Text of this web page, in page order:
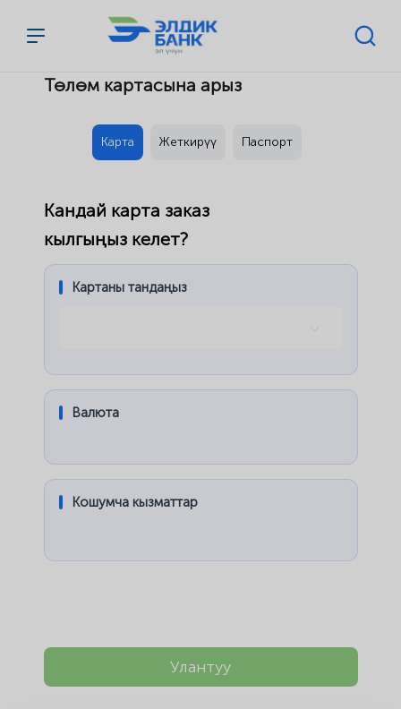
Перейти к содержимому
Төлөм картасына арыз
Карта Жеткирүү Паспорт
Кандай карта заказ
кылгыңыз келет?
Картаны тандаңыз
Валюта
Кошумча кызматтар
Улантуу